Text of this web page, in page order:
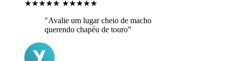
★★★★★ ★★★★★
"Avalie um lugar cheio de macho
querendo chapéu de touro”